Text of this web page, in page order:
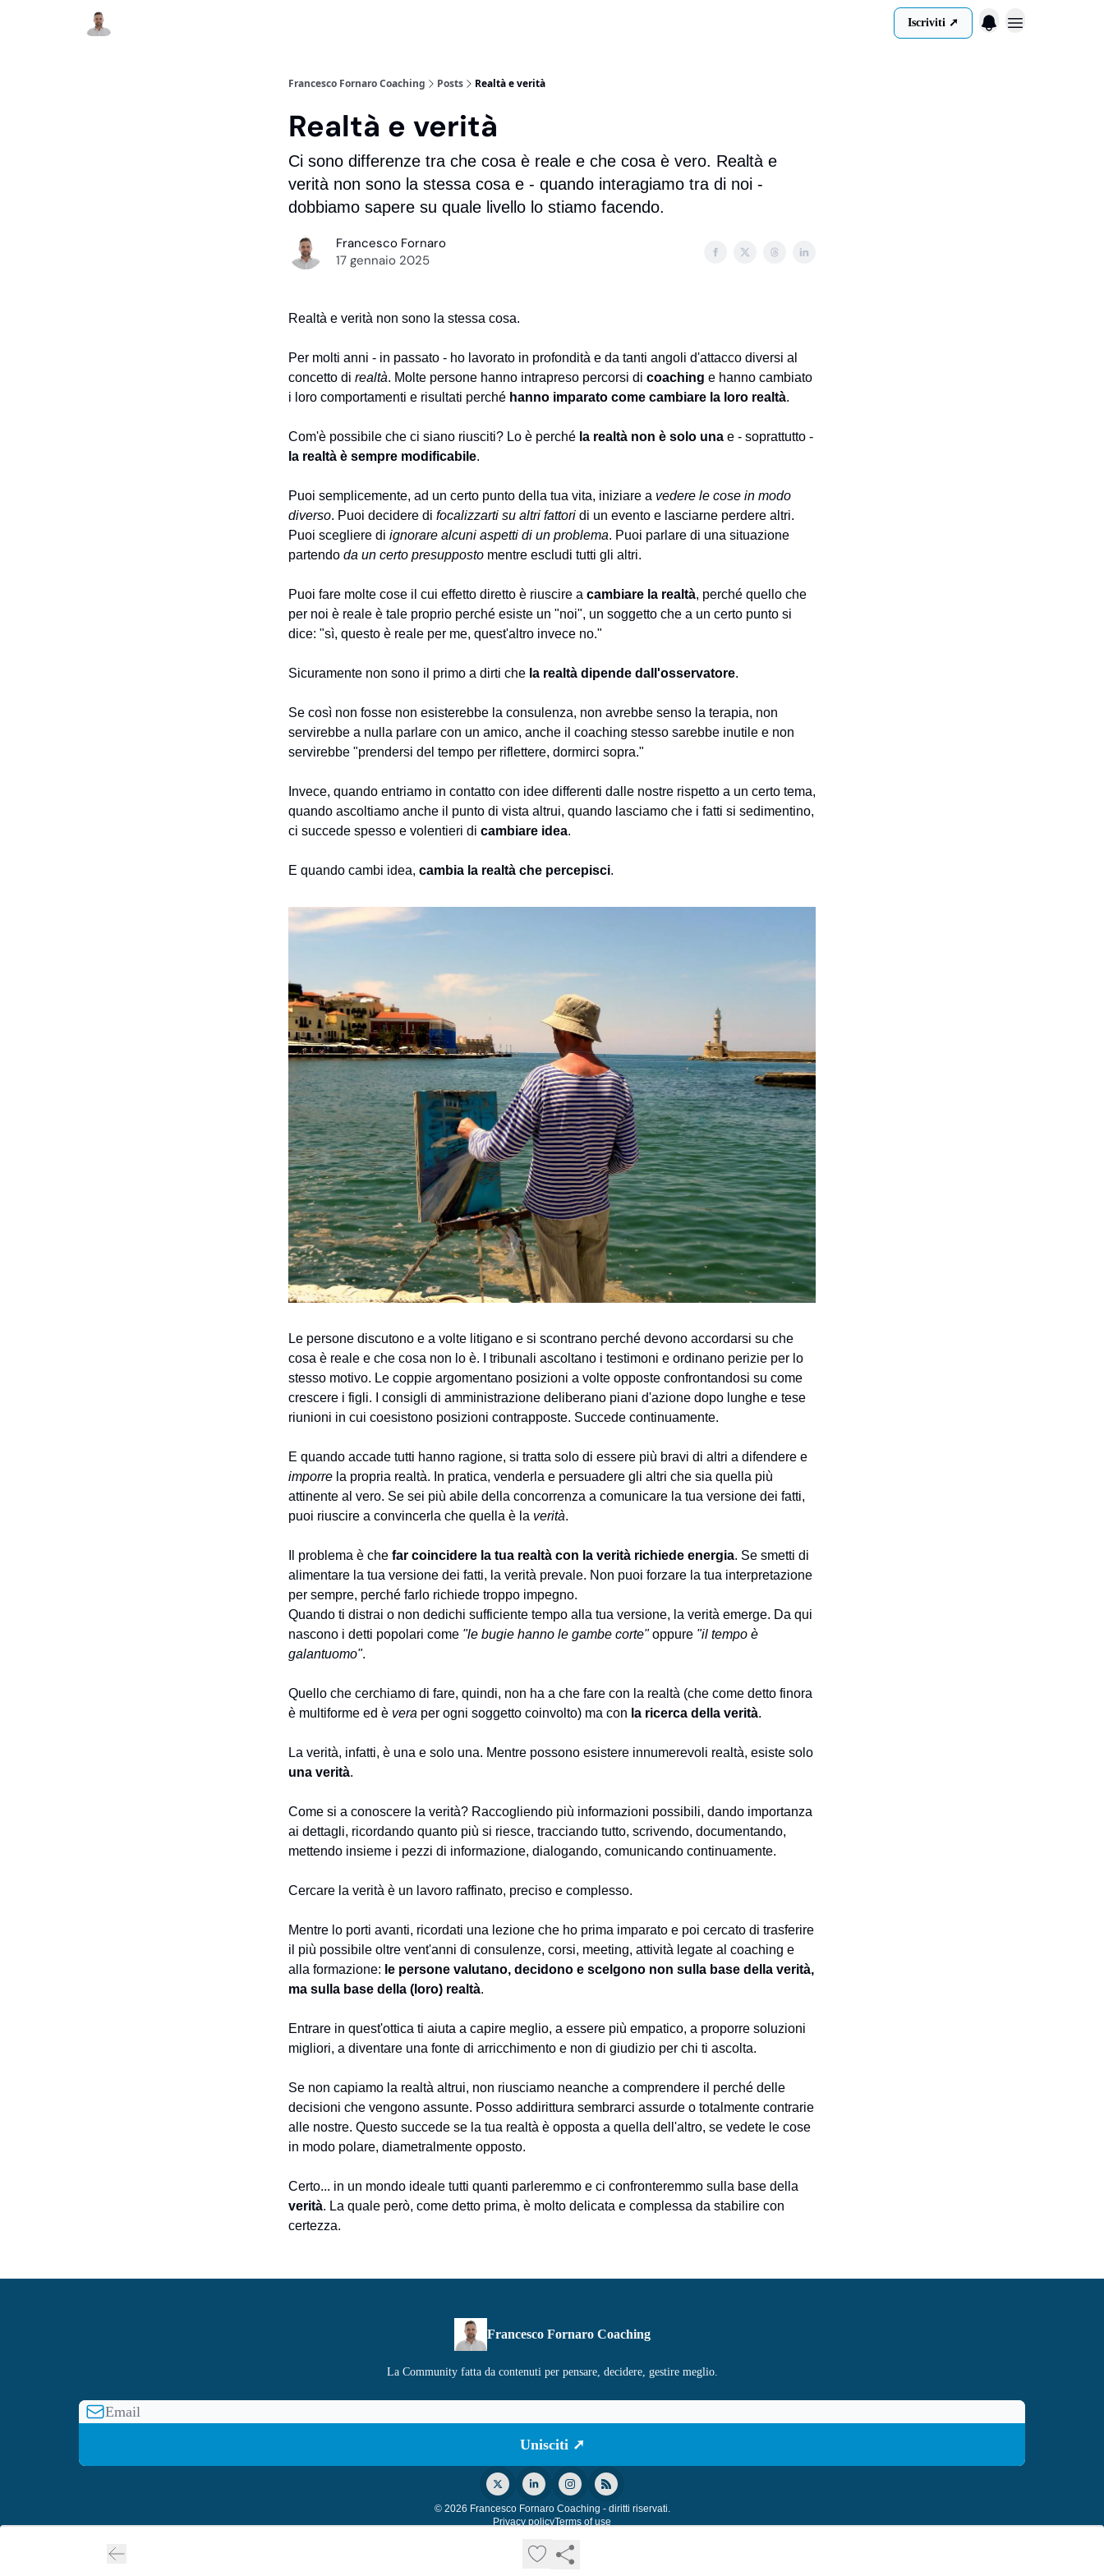
Iscriviti ➚
Francesco Fornaro Coaching Posts Realtà e verità
Realtà e verità
Ci sono differenze tra che cosa è reale e che cosa è vero. Realtà e
verità non sono la stessa cosa e - quando interagiamo tra di noi -
dobbiamo sapere su quale livello lo stiamo facendo.
Francesco Fornaro
17 gennaio 2025
Realtà e verità non sono la stessa cosa.
Per molti anni - in passato - ho lavorato in profondità e da tanti angoli d'attacco diversi al
concetto di realtà. Molte persone hanno intrapreso percorsi di coaching e hanno cambiato
i loro comportamenti e risultati perché hanno imparato come cambiare la loro realtà.
Com'è possibile che ci siano riusciti? Lo è perché la realtà non è solo una e - soprattutto -
la realtà è sempre modificabile.
Puoi semplicemente, ad un certo punto della tua vita, iniziare a vedere le cose in modo
diverso. Puoi decidere di focalizzarti su altri fattori di un evento e lasciarne perdere altri.
Puoi scegliere di ignorare alcuni aspetti di un problema. Puoi parlare di una situazione
partendo da un certo presupposto mentre escludi tutti gli altri.
Puoi fare molte cose il cui effetto diretto è riuscire a cambiare la realtà, perché quello che
per noi è reale è tale proprio perché esiste un "noi", un soggetto che a un certo punto si
dice: "sì, questo è reale per me, quest'altro invece no."
Sicuramente non sono il primo a dirti che la realtà dipende dall'osservatore.
Se così non fosse non esisterebbe la consulenza, non avrebbe senso la terapia, non
servirebbe a nulla parlare con un amico, anche il coaching stesso sarebbe inutile e non
servirebbe "prendersi del tempo per riflettere, dormirci sopra."
Invece, quando entriamo in contatto con idee differenti dalle nostre rispetto a un certo tema,
quando ascoltiamo anche il punto di vista altrui, quando lasciamo che i fatti si sedimentino,
ci succede spesso e volentieri di cambiare idea.
E quando cambi idea, cambia la realtà che percepisci.
Le persone discutono e a volte litigano e si scontrano perché devono accordarsi su che
cosa è reale e che cosa non lo è. I tribunali ascoltano i testimoni e ordinano perizie per lo
stesso motivo. Le coppie argomentano posizioni a volte opposte confrontandosi su come
crescere i figli. I consigli di amministrazione deliberano piani d'azione dopo lunghe e tese
riunioni in cui coesistono posizioni contrapposte. Succede continuamente.
E quando accade tutti hanno ragione, si tratta solo di essere più bravi di altri a difendere e
imporre la propria realtà. In pratica, venderla e persuadere gli altri che sia quella più
attinente al vero. Se sei più abile della concorrenza a comunicare la tua versione dei fatti,
puoi riuscire a convincerla che quella è la verità.
Il problema è che far coincidere la tua realtà con la verità richiede energia. Se smetti di
alimentare la tua versione dei fatti, la verità prevale. Non puoi forzare la tua interpretazione
per sempre, perché farlo richiede troppo impegno.
Quando ti distrai o non dedichi sufficiente tempo alla tua versione, la verità emerge. Da qui
nascono i detti popolari come "le bugie hanno le gambe corte"oppure "il tempo è
galantuomo".
Quello che cerchiamo di fare, quindi, non ha a che fare con la realtà (che come detto finora
è multiforme ed è vera per ogni soggetto coinvolto) ma con la ricerca della verità.
La verità, infatti, è una e solo una. Mentre possono esistere innumerevoli realtà, esiste solo
una verità.
Come si a conoscere la verità? Raccogliendo più informazioni possibili, dando importanza
ai dettagli, ricordando quanto più si riesce, tracciando tutto, scrivendo, documentando,
mettendo insieme i pezzi di informazione, dialogando, comunicando continuamente.
Cercare la verità è un lavoro raffinato, preciso e complesso.
Mentre lo porti avanti, ricordati una lezione che ho prima imparato e poi cercato di trasferire
il più possibile oltre vent'anni di consulenze, corsi, meeting, attività legate al coaching e
alla formazione: le persone valutano, decidono e scelgono non sulla base della verità,
ma sulla base della (loro) realtà.
Entrare in quest'ottica ti aiuta a capire meglio, a essere più empatico, a proporre soluzioni
migliori, a diventare una fonte di arricchimento e non di giudizio per chi ti ascolta.
Se non capiamo la realtà altrui, non riusciamo neanche a comprendere il perché delle
decisioni che vengono assunte. Posso addirittura sembrarci assurde o totalmente contrarie
alle nostre. Questo succede se la tua realtà è opposta a quella dell'altro, se vedete le cose
in modo polare, diametralmente opposto.
Certo... in un mondo ideale tutti quanti parleremmo e ci confronteremmo sulla base della
verità. La quale però, come detto prima, è molto delicata e complessa da stabilire con
certezza.
Francesco Fornaro Coaching
La Community fatta da contenuti per pensare, decidere, gestire meglio.
© 2026 Francesco Fornaro Coaching - diritti riservati.
Privacy policyTerms of use
Powered by beehiiv